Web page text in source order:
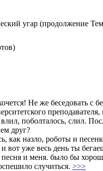
угар (продолжение
Не же беседовать с
поболталось, слил.
друг?
как назло, роботы и
и вот уже весь день ты
песня и меня. было бы
случиться. >>>